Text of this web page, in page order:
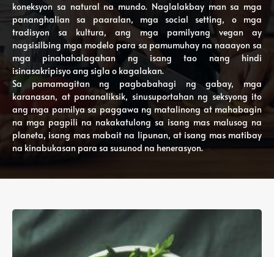
koneksyon sa natural na mundo. Naglalakbay man sa mga
pananghalian sa paaralan, mga social setting, o mga
tradisyon sa kultura, ang mga pamilyang vegan ay
nagsisilbing mga modelo para sa pamumuhay na naaayon sa
mga pinahahalagahan ng isang tao nang hindi
isinasakripisyo ang sigla o kagalakan.
Sa pamamagitan ng pagbabahagi ng gabay, mga
karanasan, at pananaliksik, sinusuportahan ng seksyong ito
ang mga pamilya sa paggawa ng matalinong at mahabagin
na mga pagpili na nakakatulong sa isang mas malusog na
planeta, isang mas mabait na lipunan, at isang mas matibay
na kinabukasan para sa susunod na henerasyon.